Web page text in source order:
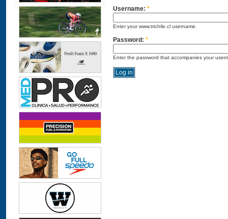
Username: *
Enter your www.trichile.cl username.
Password: *
Enter the password that accompanies your